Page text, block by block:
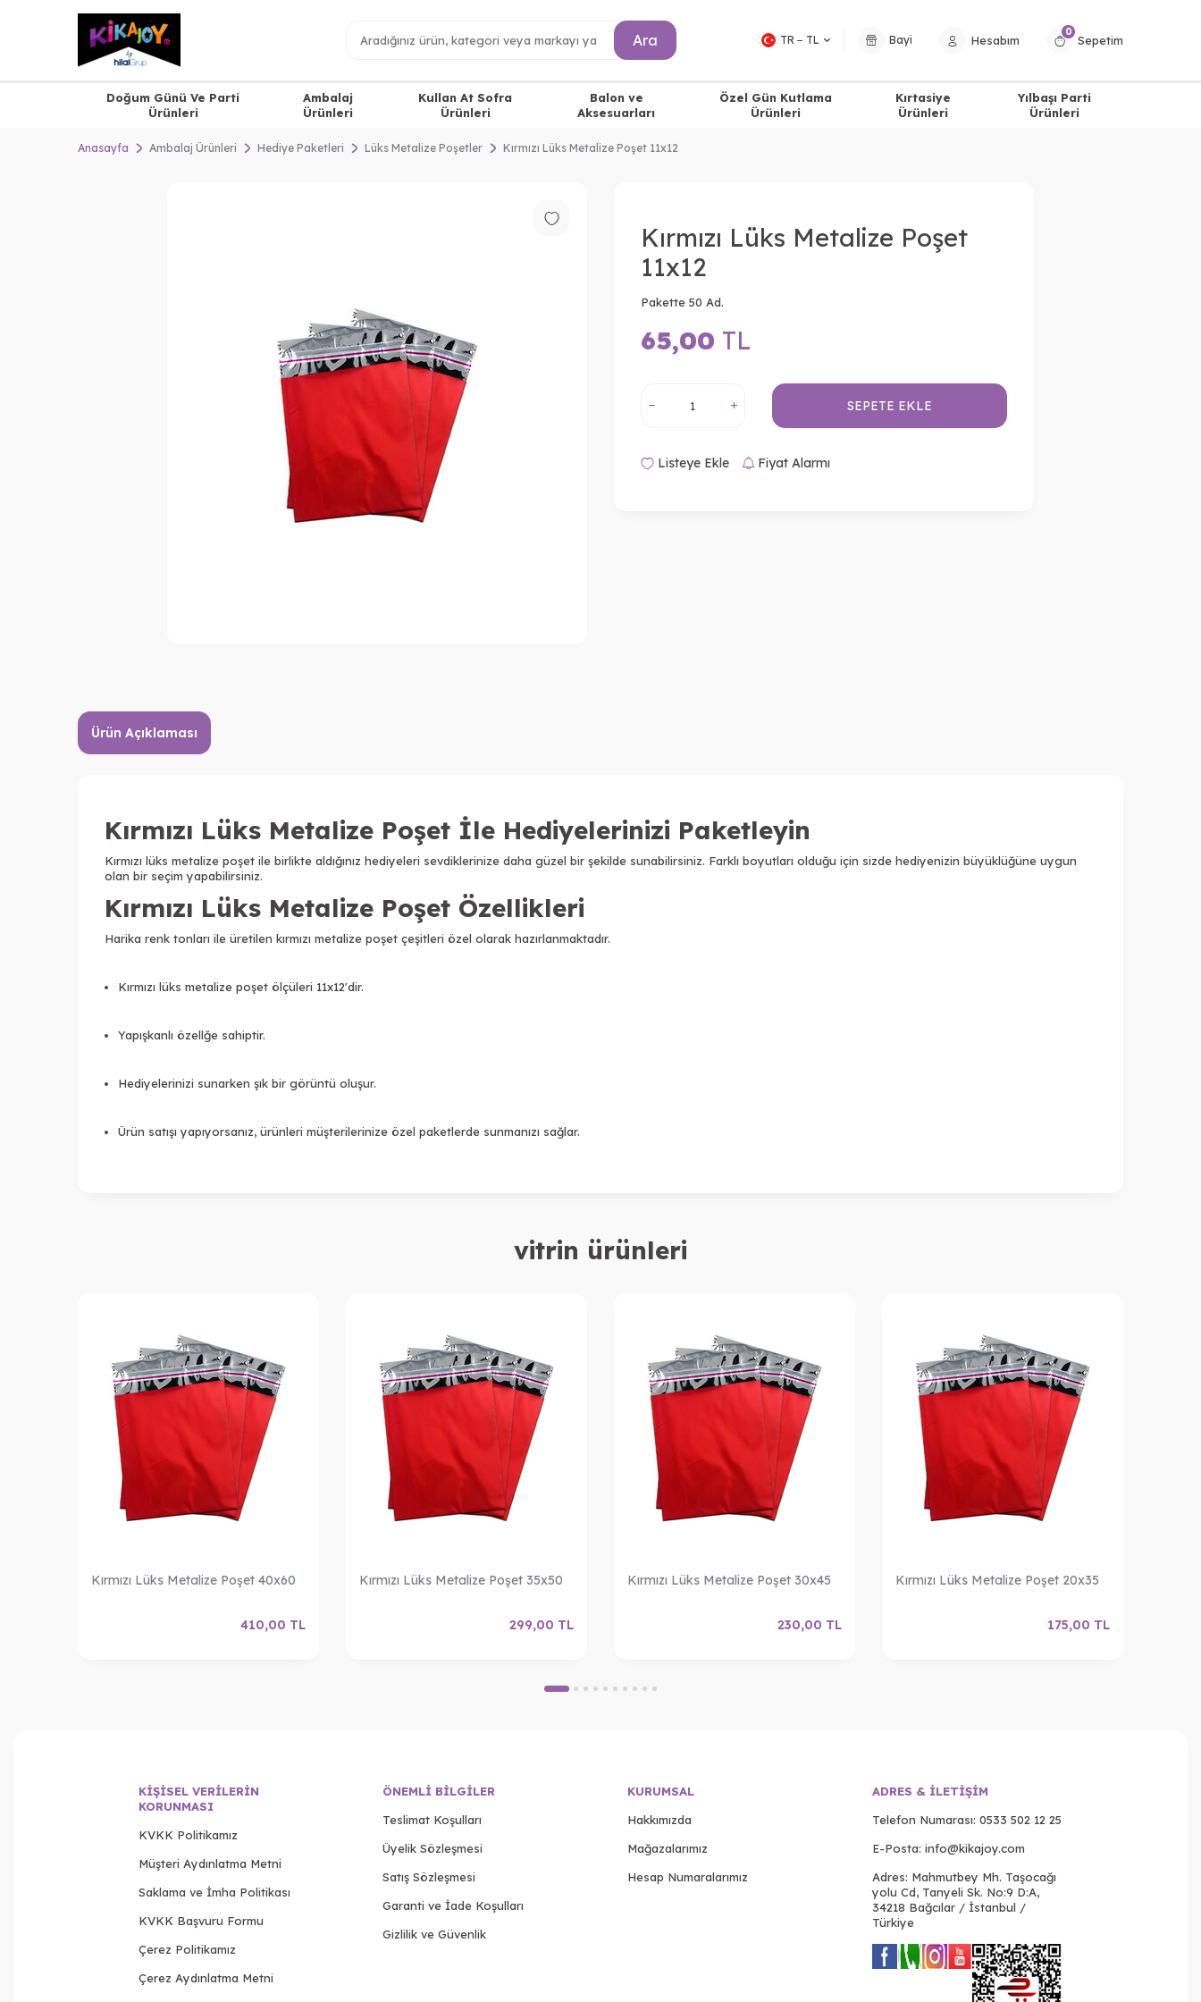
Ara TR − TL Bayi Hesabım
0
Sepetim
Doğum Günü Ve Parti
Ürünleri
Ambalaj
Ürünleri
Kullan At Sofra
Ürünleri
Balon ve
Aksesuarları
Özel Gün Kutlama
Ürünleri
Kırtasiye
Ürünleri
Yılbaşı Parti
Ürünleri
Anasayfa Ambalaj Ürünleri Hediye Paketleri Lüks Metalize Poşetler Kırmızı Lüks Metalize Poşet 11x12
Kırmızı Lüks Metalize Poşet
11x12
Pakette 50 Ad.
65,00 TL
SEPETE EKLE
Listeye Ekle Fiyat Alarmı
Ürün Açıklaması
Kırmızı Lüks Metalize Poşet İle Hediyelerinizi Paketleyin
Kırmızı lüks metalize poşet ile birlikte aldığınız hediyeleri sevdiklerinize daha güzel bir şekilde sunabilirsiniz. Farklı boyutları olduğu için sizde hediyenizin büyüklüğüne uygun
olan bir seçim yapabilirsiniz.
Kırmızı Lüks Metalize Poşet Özellikleri
Harika renk tonları ile üretilen kırmızı metalize poşet çeşitleri özel olarak hazırlanmaktadır.
Kırmızı lüks metalize poşet ölçüleri 11x12'dir.
Yapışkanlı özellğe sahiptir.
Hediyelerinizi sunarken şık bir görüntü oluşur.
Ürün satışı yapıyorsanız, ürünleri müşterilerinize özel paketlerde sunmanızı sağlar.
vitrin ürünleri
Kırmızı Lüks Metalize Poşet 40x60
410,00 TL
Kırmızı Lüks Metalize Poşet 35x50
299,00 TL
Kırmızı Lüks Metalize Poşet 30x45
230,00 TL
Kırmızı Lüks Metalize Poşet 20x35
175,00 TL
KIŞISEL VERILERIN
KORUNMASI
KVKK Politikamız
Müşteri Aydınlatma Metni
Saklama ve İmha Politikası
KVKK Başvuru Formu
Çerez Politikamız
Çerez Aydınlatma Metni
ÖNEMLI BILGILER
Teslimat Koşulları
Üyelik Sözleşmesi
Satış Sözleşmesi
Garanti ve İade Koşulları
Gizlilik ve Güvenlik
KURUMSAL
Hakkımızda
Mağazalarımız
Hesap Numaralarımız
ADRES & İLETIŞIM
Telefon Numarası: 0533 502 12 25
E-Posta: info@kikajoy.com
Adres: Mahmutbey Mh. Taşocağı
yolu Cd, Tanyeli Sk. No:9 D:A,
34218 Bağcılar / İstanbul /
Türkiye